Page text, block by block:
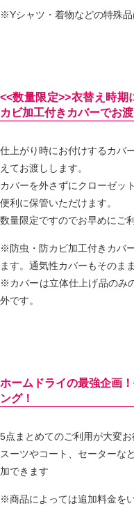
※Yシャツ・着物などの特殊品
<<数量限定>>衣替え時期
カビ加工付きカバーでお渡
仕上がり時にお付けするカバ
えてお渡しします。
カバーを外さずにクローゼッ
便利に保管いただけます。
数量限定ですのでお早めにご
※防虫・防カビ加工付きカバ
ます。通気性カバーもそのま
※カバーは立体仕上げ品のみ
外です。
ホームドライの最強企画
ング！
5点まとめてのご利用が大変お
スーツやコート、セーターな
加できます
※商品によっては追加料金を